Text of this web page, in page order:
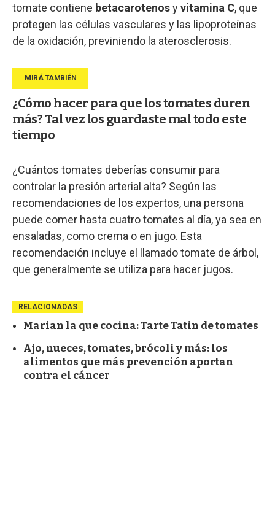
tomate contiene betacarotenosyvitamina C, que
protegen las células vasculares y las lipoproteínas
de la oxidación, previniendo la aterosclerosis.
¿Cómo hacer para que los tomates duren
más? Tal vez los guardaste mal todo este
tiempo
¿Cuántos tomates deberías consumir para
controlar la presión arterial alta? Según las
recomendaciones de los expertos, una persona
puede comer hasta cuatro tomates al día, ya sea en
ensaladas, como crema o en jugo. Esta
recomendación incluye el llamado tomate de árbol,
que generalmente se utiliza para hacer jugos.
RELACIONADAS
Marian la que cocina: Tarte Tatin de tomates
Ajo, nueces, tomates, brócoli y más: los
alimentos que más prevención aportan
contra el cáncer